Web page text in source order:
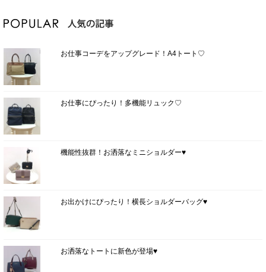
お仕事コーデをアップグレード！A4トート♡
お仕事にぴったり！多機能リュック♡
機能性抜群！お洒落なミニショルダー♥
お出かけにぴったり！横長ショルダーバッグ♥
お洒落なトートに新色が登場♥